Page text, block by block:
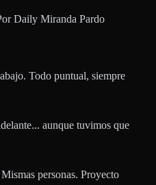
Daily Miranda Pardo
Todo puntual, siempre
aunque tuvimos que
personas. Proyecto